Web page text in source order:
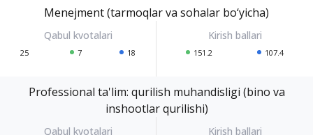
Menejment (tarmoqlar va sohalar bo‘yicha)
25 7 18 151.2 107.4
Professional ta'lim: qurilish muhandisligi (bino va
inshootlar qurilishi)